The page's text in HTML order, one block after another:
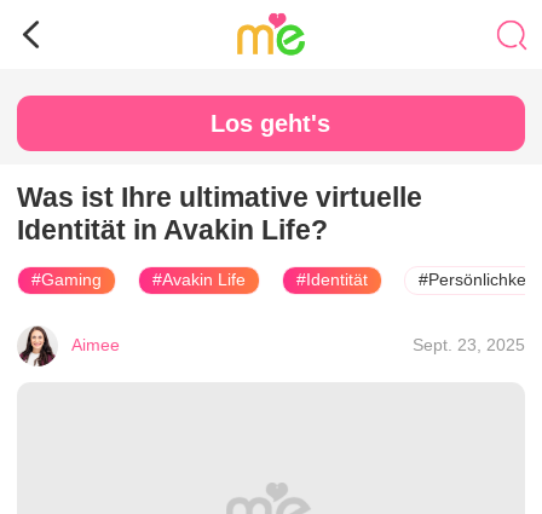
Los geht's
Was ist Ihre ultimative virtuelle
Identität in Avakin Life?
#Gaming #Avakin Life #Identität #Persönlichkeit
Aimee Sept. 23, 2025